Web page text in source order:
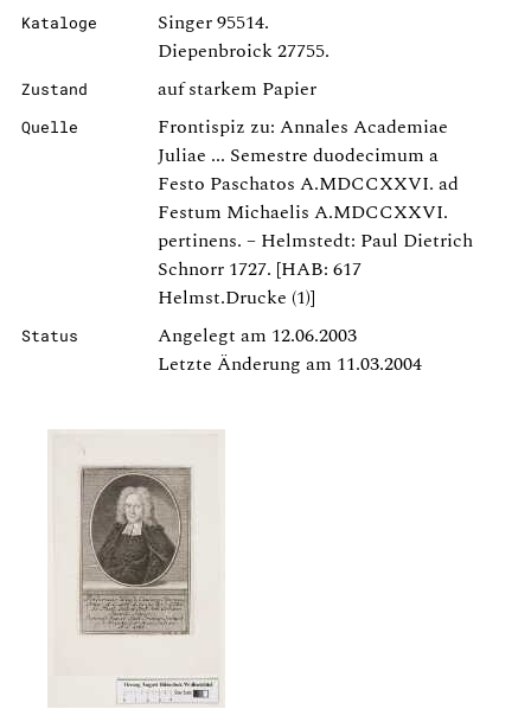
Kataloge
Singer 95514.
Diepenbroick 27755.
Zustand auf starkem Papier
Quelle
Frontispiz zu: Annales Academiae
Juliae ... Semestre duodecimum a
Festo Paschatos A.MDCCXXVI. ad
Festum Michaelis A.MDCCXXVI.
pertinens. – Helmstedt: Paul Dietrich
Schnorr 1727. [HAB: 617
Helmst.Drucke (1)]
Status
Angelegt am 12.06.2003
Letzte Änderung am 11.03.2004